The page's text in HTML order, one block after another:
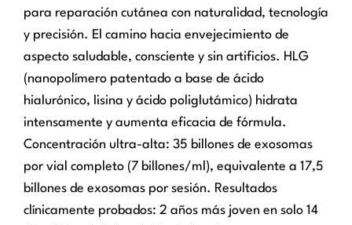
para reparación cutánea con naturalidad, tecnología
y precisión. El camino hacia envejecimiento de
aspecto saludable, consciente y sin artificios. HLG
(nanopolímero patentado a base de ácido
hialurónico, lisina y ácido poliglutámico) hidrata
intensamente y aumenta eficacia de fórmula.
Concentración ultra-alta: 35 billones de exosomas
por vial completo (7 billones/ml), equivalente a 17,5
billones de exosomas por sesión. Resultados
clínicamente probados: 2 años más joven en solo 14